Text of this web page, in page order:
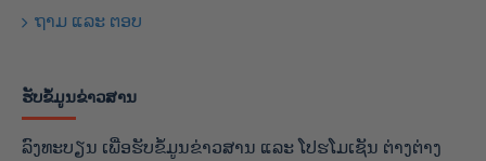
ຖາມ ແລະ ຕອບ
ຮັບຂໍ້ມູນຂ່າວສານ
ລົງທະບຽນ ເພື່ອຮັບຂໍ້ມູນຂ່າວສານ ແລະ ໂປຮໂມເຊັນ ຕ່າງຕ່າງ